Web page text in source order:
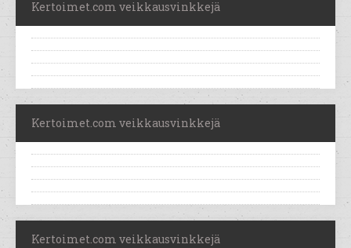
Kertoimet.com veikkausvinkkejä
Kertoimet.com veikkausvinkkejä
Kertoimet.com veikkausvinkkejä